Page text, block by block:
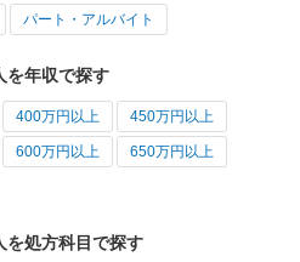
パート・アルバイト
を年収で探す
400万円以上 450万円以上
600万円以上 650万円以上
を処方科目で探す